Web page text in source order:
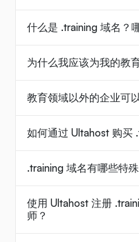
什么是 .training 域名？
为什么我应该为我的教
教育领域以外的企业可
如何通过 Ultahost 购买
.training 域名有哪些特
使用 Ultahost 注册
师？